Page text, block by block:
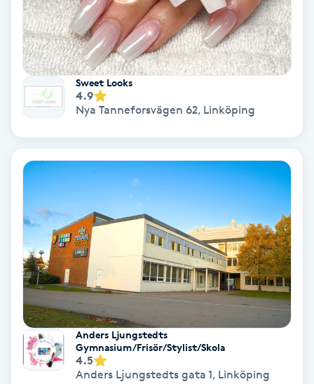
Radiofrekvens
Rakning
Reflexologi
Regndroppsmassage
Reiki
Reikihealing
Reiki massage
Restorative Yoga
Rosacea
Sweet Looks
4.9
Nya Tanneforsvägen 62, Linköping
Anders Ljungstedts
Gymnasium/Frisör/Stylist/Skola
4.5
Anders Ljungstedts gata 1, Linköping